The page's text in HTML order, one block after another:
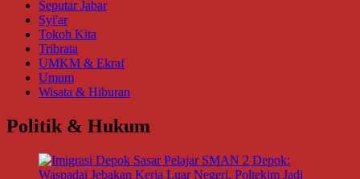
Seputar Jabar
Syi'ar
Tokoh Kita
Tribrata
UMKM & Ekraf
Umum
Wisata & Hiburan
Politik & Hukum